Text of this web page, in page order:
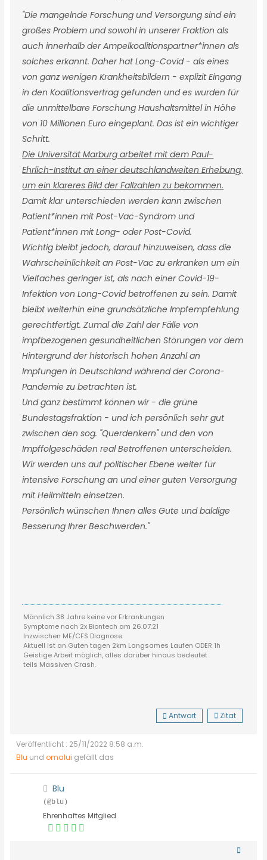
"Die mangelnde Forschung und Versorgung sind ein
großes Problem und sowohl in unserer Fraktion als
auch innerhalb der Ampelkoalitionspartner*innen als
solches erkannt. Daher hat Long-Covid - als eines
von ganz wenigen Krankheitsbildern - explizit Eingang
in den Koalitionsvertrag gefunden und es wurden für
die unmittelbare Forschung Haushaltsmittel in Höhe
von 10 Millionen Euro eingeplant. Das ist ein wichtiger
Schritt.
Die Universität Marburg arbeitet mit dem Paul-
Ehrlich-Institut an einer deutschlandweiten Erhebung,
um ein klareres Bild der Fallzahlen zu bekommen.
Damit klar unterschieden werden kann zwischen
Patient*innen mit Post-Vac-Syndrom und
Patient*innen mit Long- oder Post-Covid.
Wichtig bleibt jedoch, darauf hinzuweisen, dass die
Wahrscheinlichkeit an Post-Vac zu erkranken um ein
Vielfaches geringer ist, als nach einer Covid-19-
Infektion von Long-Covid betroffenen zu sein. Damit
bleibt weiterhin eine grundsätzliche Impfempfehlung
gerechtfertigt. Zumal die Zahl der Fälle von
impfbezogenen gesundheitlichen Störungen vor dem
Hintergrund der historisch hohen Anzahl an
Impfungen in Deutschland während der Corona-
Pandemie zu betrachten ist.
Und ganz bestimmt können wir - die grüne
Bundestagsfraktion - und ich persönlich sehr gut
zwischen den sog. "Querdenkern" und den von
Impffolgeschäden real Betroffenen unterscheiden.
Wir werden uns auf politischer Ebene weiter für
intensive Forschung an und einer guten Versorgung
mit Heilmitteln einsetzen.
Persönlich wünschen Ihnen alles Gute und baldige
Besserung Ihrer Beschwerden."
Männlich 38 Jahre keine vor Erkrankungen
Symptome nach 2x Biontech am 26.07.21
Inzwischen ME/CFS Diagnose.
Aktuell ist an Guten tagen 2km Langsames Laufen ODER 1h
Geistige Arbeit möglich, alles darüber hinaus bedeutet
teils Massiven Crash.
Antwort Zitat
Veröffentlicht : 25/11/2022 8:58 a.m.
Blu und omalui gefällt das
Blu
(@blu)
Ehrenhaftes Mitglied